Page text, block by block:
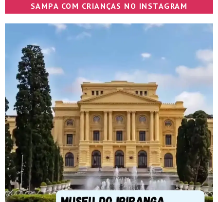
SAMPA COM CRIANÇAS NO INSTAGRAM